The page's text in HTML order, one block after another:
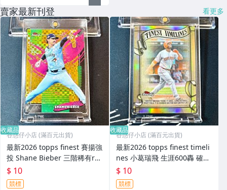
賣家最新刊登 看更多
收藏品
谷惑仔小店 (滿百元出貨)
最新2026 topps finest 賽揚強
投 Shane Bieber 三階稀有rar
e 金亮 限量50張！
$ 10
競標
收藏品
谷惑仔小店 (滿百元出貨)
最新2026 topps finest timeli
nes 小葛瑞飛 生涯600轟 確信
步 紀念卡 少見銀亮refractor
版本
$ 10
競標